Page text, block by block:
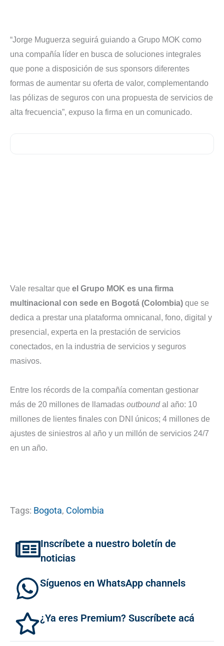
“Jorge Muguerza seguirá guiando a Grupo MOK como
una compañía líder en busca de soluciones integrales
que pone a disposición de sus sponsors diferentes
formas de aumentar su oferta de valor, complementando
las pólizas de seguros con una propuesta de servicios de
alta frecuencia”, expuso la firma en un comunicado.
Vale resaltar que el Grupo MOK es una firma
multinacional con sede en Bogotá (Colombia) que se
dedica a prestar una plataforma omnicanal, fono, digital y
presencial, experta en la prestación de servicios
conectados, en la industria de servicios y seguros
masivos.
Entre los récords de la compañía comentan gestionar
más de 20 millones de llamadas outboundal año: 10
millones de lientes finales con DNI únicos; 4 millones de
ajustes de siniestros al año y un millón de servicios 24/7
en un año.
Tags: Bogota, Colombia
Inscríbete a nuestro boletín de
noticias
Síguenos en WhatsApp channels
¿Ya eres Premium? Suscríbete acá